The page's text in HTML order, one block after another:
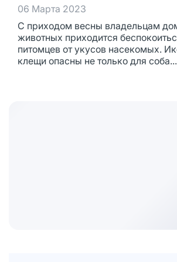
06 Марта 2023
С приходом весны владельцам
животных приходится
питомцев от укусов насекомых.
клещи опасны не только для соба...